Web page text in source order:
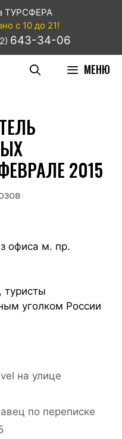
ТУРСФЕРА
с 10 до 21!
643-34-06
МЕНЮ
2015
офиса м. пр.
туристы
уголком России
на улице
по переписке